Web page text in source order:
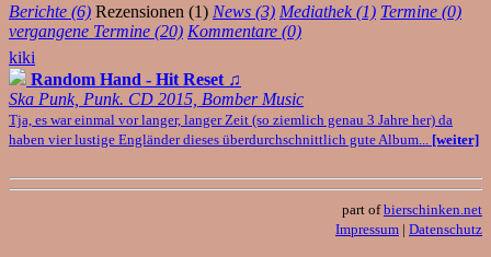
Berichte (6) Rezensionen (1) News (3) Mediathek (1) Termine (0)
vergangene Termine (20) Kommentare (0)
kiki
Random Hand - Hit Reset ♫
Ska Punk, Punk. CD 2015, Bomber Music
Tja, es war einmal vor langer, langer Zeit (so ziemlich genau 3 Jahre her) da
haben vier lustige Engländer dieses überdurchschnittlich gute Album... [weiter]
part ofbierschinken.net
Impressum | Datenschutz